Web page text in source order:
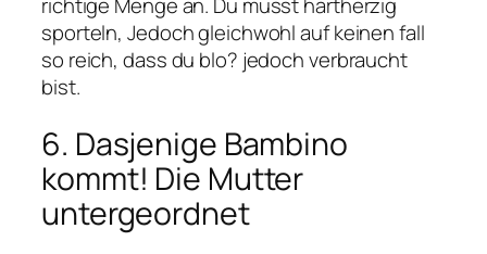
sporteln, Jedoch gleichwohl auf keinen fall
so reich, dass du blo? jedoch verbraucht
bist.
6. Dasjenige Bambino
kommt! Die Mutter
untergeordnet